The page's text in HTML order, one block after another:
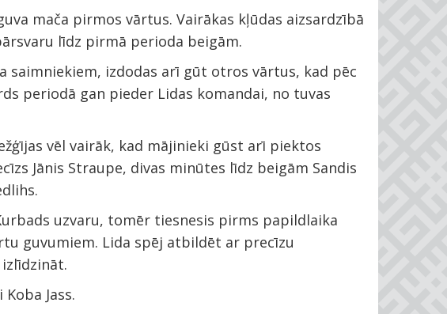
mača pirmos vārtus. Vairākas kļūdas aizsardzībā
līdz pirmā perioda beigām.
izdodas arī gūt otros vārtus, kad pēc
periodā gan pieder Lidas komandai, no tuvas
vēl vairāk, kad mājinieki gūst arī piektos
Jānis Straupe, divas minūtes līdz beigām Sandis
uzvaru, tomēr tiesnesis pirms papildlaika
guvumiem. Lida spēj atbildēt ar precīzu
Jass.